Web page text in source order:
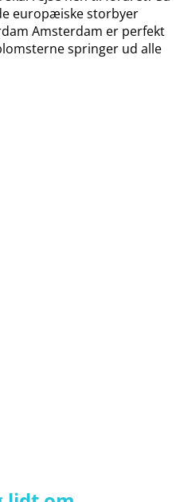
europæiske storbyer
Amsterdam er perfekt
springer ud alle